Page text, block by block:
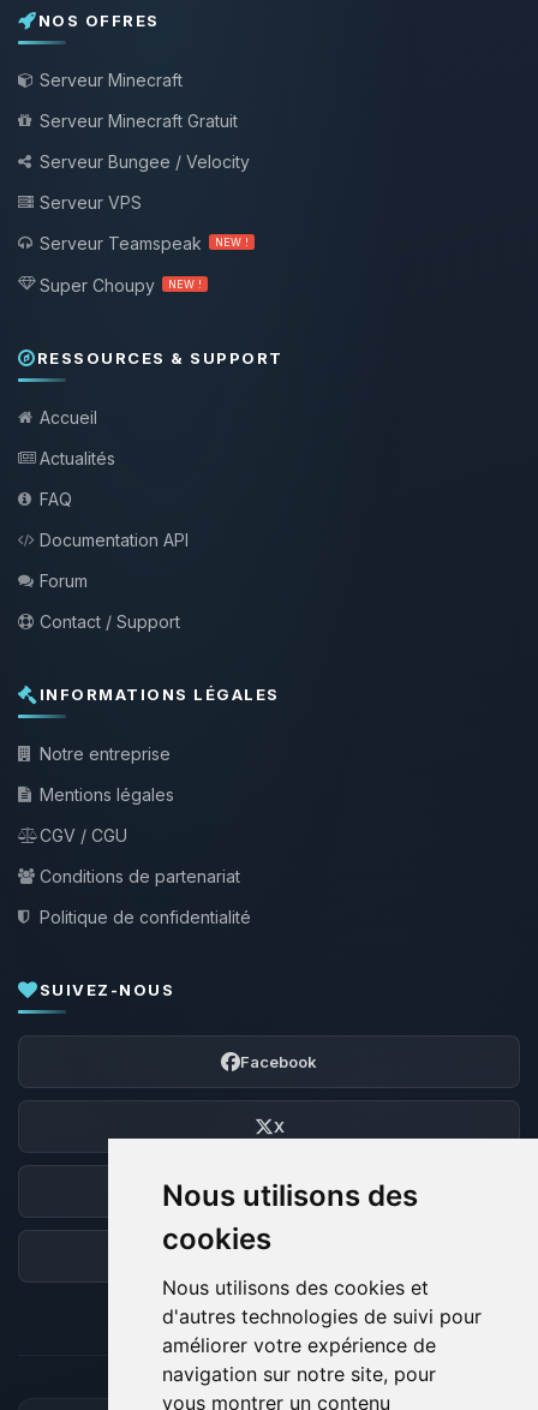
Nous utilisons des
cookies
Nous utilisons des cookies et
d'autres technologies de suivi pour
améliorer votre expérience de
navigation sur notre site, pour
vous montrer un contenu
NOS OFFRES
Serveur Minecraft
Serveur Minecraft Gratuit
Serveur Bungee / Velocity
Serveur VPS
Serveur Teamspeak
NEW !
Super Choupy NEW !
RESSOURCES & SUPPORT
Accueil
Actualités
FAQ
Documentation API
Forum
Contact / Support
INFORMATIONS LÉGALES
Notre entreprise
Mentions légales
CGV / CGU
Conditions de partenariat
Politique de confidentialité
SUIVEZ-NOUS
Facebook
X
Discord
Forum